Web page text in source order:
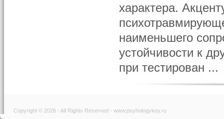
характера.
наименьшего
устойчивости к
при тестирован ...
Copyright © 2026 - All Rights Reserved - www.psyhologykey.ru